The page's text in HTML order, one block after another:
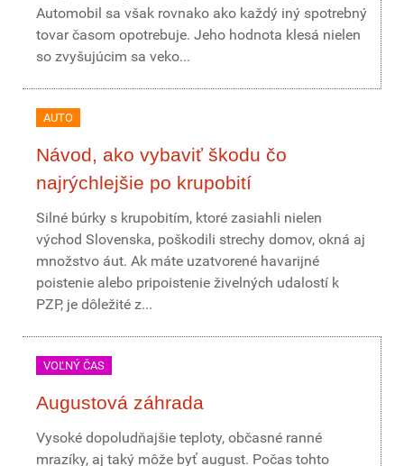
Automobil sa však rovnako ako každý iný spotrebný
tovar časom opotrebuje. Jeho hodnota klesá nielen
so zvyšujúcim sa veko...
AUTO
Návod, ako vybaviť škodu čo
najrýchlejšie po krupobití
Silné búrky s krupobitím, ktoré zasiahli nielen
východ Slovenska, poškodili strechy domov, okná aj
množstvo áut. Ak máte uzatvorené havarijné
poistenie alebo pripoistenie živelných udalostí k
PZP, je dôležité z...
VOĽNÝ ČAS
Augustová záhrada
Vysoké dopoludňajšie teploty, občasné ranné
mrazíky, aj taký môže byť august. Počas tohto